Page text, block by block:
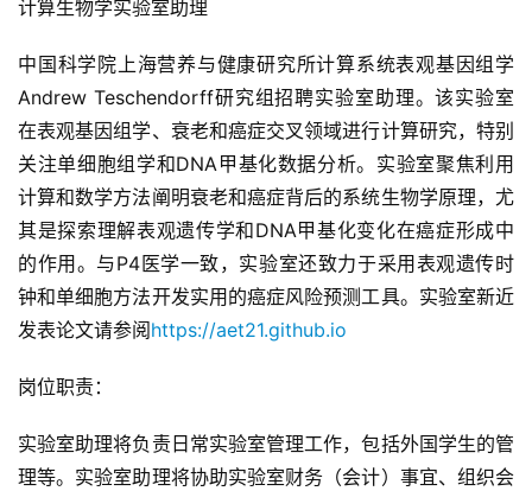
计算生物学实验室助理
中国科学院上海营养与健康研究所计算系统表观基因组学
Andrew Teschendorff研究组招聘实验室助理。该实验室
在表观基因组学、衰老和癌症交叉领域进行计算研究，特别
关注单细胞组学和DNA甲基化数据分析。实验室聚焦利用
计算和数学方法阐明衰老和癌症背后的系统生物学原理，尤
其是探索理解表观遗传学和DNA甲基化变化在癌症形成中
的作用。与P4医学一致，实验室还致力于采用表观遗传时
钟和单细胞方法开发实用的癌症风险预测工具。实验室新近
发表论文请参阅https://aet21.github.io
岗位职责：
实验室助理将负责日常实验室管理工作，包括外国学生的管
理等。实验室助理将协助实验室财务（会计）事宜、组织会